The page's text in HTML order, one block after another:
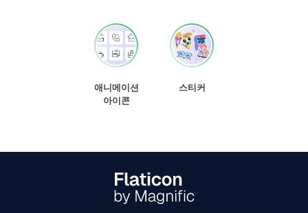
애니메이션
아이콘
스티커